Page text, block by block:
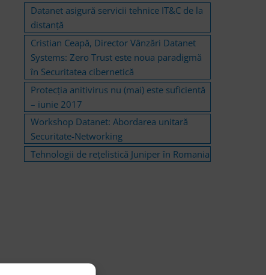
Datanet asigură servicii tehnice IT&C de la
distanță
Cristian Ceapă, Director Vânzări Datanet
Systems: Zero Trust este noua paradigmă
în Securitatea cibernetică
Protecția anitivirus nu (mai) este suficientă
– iunie 2017
Workshop Datanet: Abordarea unitară
Securitate-Networking
Tehnologii de rețelistică Juniper în Romania